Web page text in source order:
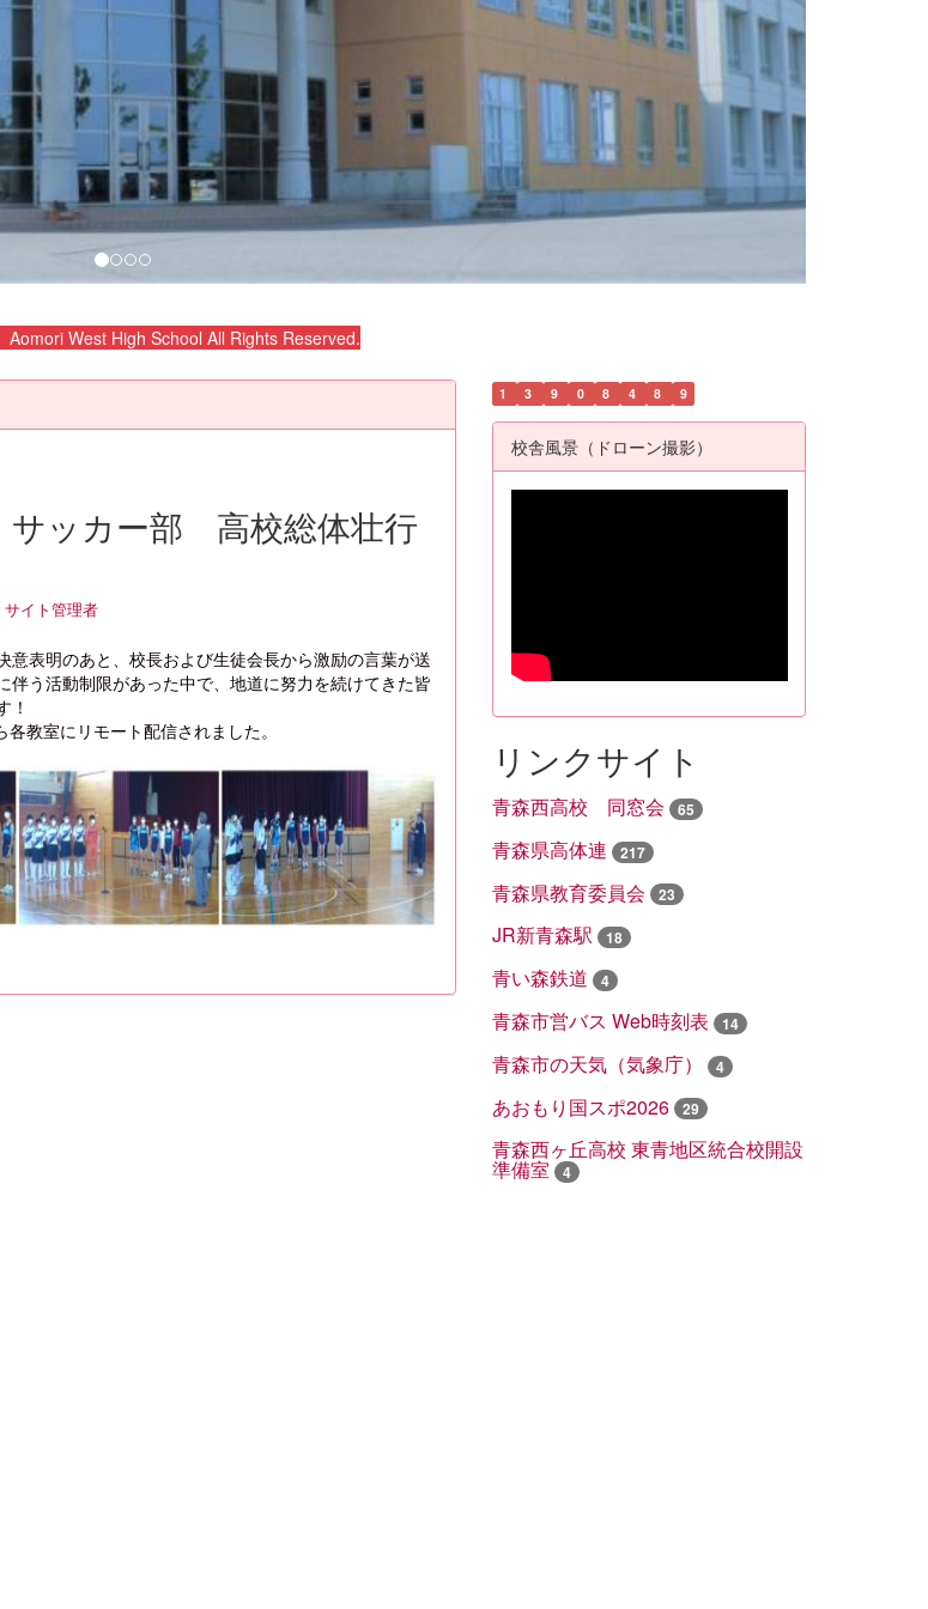
West High School All Rights Reserved.
サッカー部 高校総体壮行
サイト管理者
表明のあと、校長および生徒会長から激励の言葉が送
伴う活動制限があった中で、地道に努力を続けてきた皆
！
教室にリモート配信されました。
1 3 9 0 8 4 8 9
校舎風景（ドローン撮影）
リンクサイト
青森西高校 同窓会 65
青森県高体連 217
青森県教育委員会 23
JR新青森駅 18
青い森鉄道 4
青森市営バス Web時刻表 14
青森市の天気（気象庁） 4
あおもり国スポ2026 29
青森西ヶ丘高校 東青地区統合校開設
準備室 4